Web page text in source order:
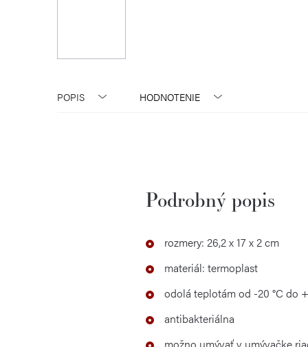
POPIS HODNOTENIE
Podrobný popis
rozmery: 26,2 x 17 x 2 cm
materiál: termoplast
odolá teplotám od -20 °C do
antibakteriálna